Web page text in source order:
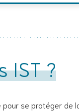
IST ?
se protéger de